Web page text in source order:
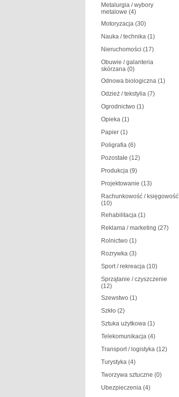
Metalurgia / wybory
metalowe (4)
Motoryzacja (30)
Nauka / technika (1)
Nieruchomości (17)
Obuwie / galanteria
skórzana (0)
Odnowa biologiczna (1)
Odzież / tekstylia (7)
Ogrodnictwo (1)
Opieka (1)
Papier (1)
Poligrafia (6)
Pozostałe (12)
Produkcja (9)
Projektowanie (13)
Rachunkowość / księgowość
(10)
Rehabilitacja (1)
Reklama / marketing (27)
Rolnictwo (1)
Rozrywka (3)
Sport / rekreacja (10)
Sprzątanie / czyszczenie
(12)
Szewstwo (1)
Szkło (2)
Sztuka użytkowa (1)
Telekomunikacja (4)
Transport / logistyka (12)
Turystyka (4)
Tworzywa sztuczne (0)
Ubezpieczenia (4)